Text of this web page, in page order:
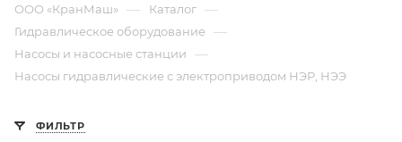
ООО «КранМаш» — Каталог —
Гидравлическое оборудование —
Насосы и насосные станции —
Насосы гидравлические с электроприводом НЭР, НЭЭ
ФИЛЬТР